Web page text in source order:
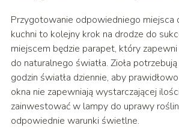
Przygotowanie odpowiedniego miejsca
kuchni to kolejny krok na drodze do
miejscem będzie parapet, który
do naturalnego światła. Zioła
godzin światła dziennie, aby
okna nie zapewniają wystarczającej
zainwestować w lampy do uprawy
odpowiednie warunki świetlne.